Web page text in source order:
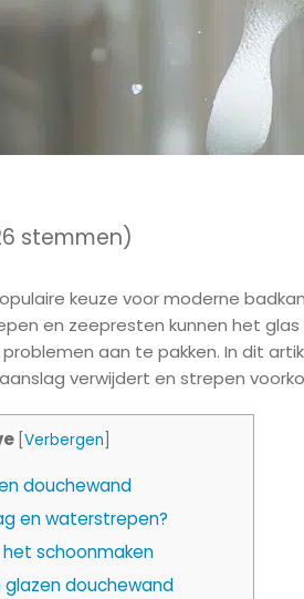
stemmen)
keuze voor moderne
en zeepresten kunnen het glas
aan te pakken. In dit
verwijdert en strepen
Verbergen
douchewand
en waterstrepen?
schoonmaken
douchewand